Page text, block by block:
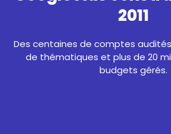
2011
Des centaines de comptes
de thématiques et plus de 20
budgets gérés.